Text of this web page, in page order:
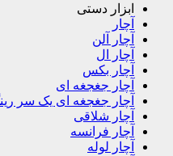
ابزار دستی
آچار
آچار آلن
آچار ال
آچار بکس
آچار جغجغه ای
آچار جغجغه ای یک سر
آچار شلاقی
آچار فرانسه
آچار لوله